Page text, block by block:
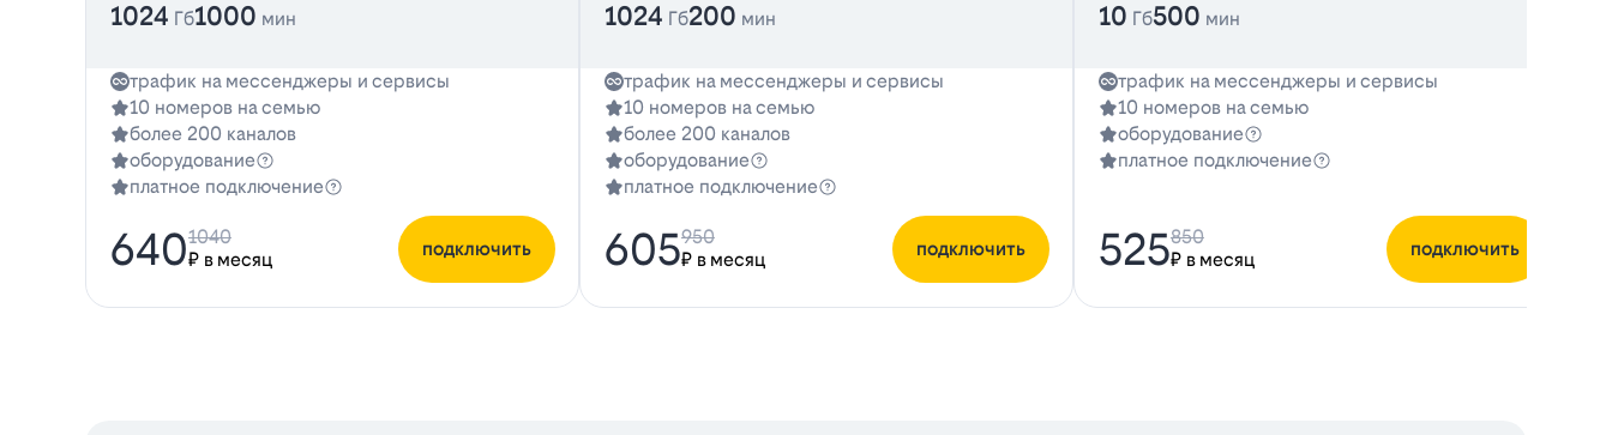
1024 Гб1000 мин
трафик на мессенджеры и сервисы
10 номеров на семью
более 200 каналов
оборудование
платное подключение
640₽ в месяц
1040
подключить
1024 Гб200 мин
трафик на мессенджеры и сервисы
10 номеров на семью
более 200 каналов
оборудование
платное подключение
605₽ в месяц
950
подключить
10 Гб500 мин
трафик на мессенджеры и сервисы
10 номеров на семью
оборудование
платное подключение
525₽ в месяц
850
подключить